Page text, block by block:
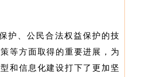
护、公民合法权益保护的技
等方面取得的重要进展，为
和信息化建设打下了更加坚